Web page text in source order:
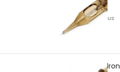
lei TVA inclus
9RS/35 – Kwadron